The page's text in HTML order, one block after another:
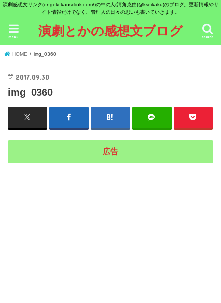
演劇感想文リンク(engeki.kansolink.com/)の中の人(清角克由(@kseikaku)のブログ。更新情報やサ
イト情報だけでなく、管理人の日々の思いも書いていきます。
演劇とかの感想文ブログ search
menu
HOME img_0360
2017.09.30
img_0360
広告